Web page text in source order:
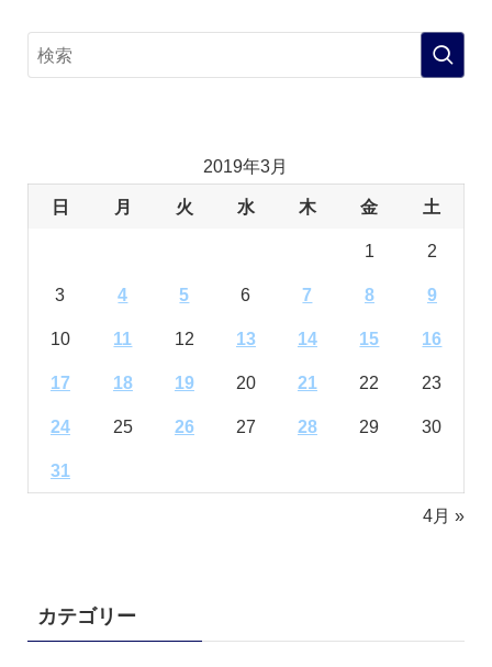
2019年3月
日 月 火 水 木 金 土
1 2
3 4 5 6 7 8 9
10 11 12 13 14 15 16
17 18 19 20 21 22 23
24 25 26 27 28 29 30
31
4月 »
カテゴリー